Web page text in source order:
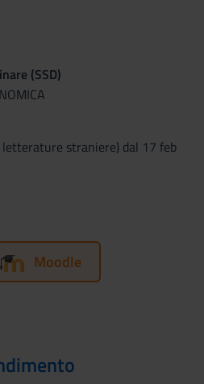
(SSD)
letterature straniere) dal 17 feb
Moodle